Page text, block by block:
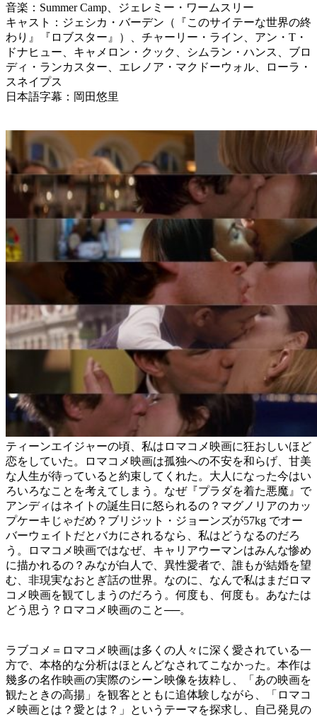
音楽：Summer Camp、ジェレミー・ワームスリー
キャスト：ジェシカ・バーデン（『このサイテーな世界の終
わり』『ロブスター』）、チャーリー・ライン、アン・T・
ドナヒュー、キャメロン・クック、シムラン・ハンス、ブロ
ディ・ランカスター、エレノア・マクドーウォル、ローラ・
スネイプス
日本語字幕：岡田悠里
ティーンエイジャーの頃、私はロマコメ映画に狂おしいほど
恋をしていた。ロマコメ映画は孤独への不安を和らげ、甘美
な人生が待っていると約束してくれた。大人になった今はい
ろいろなことを考えてしまう。なぜ『プラダを着た悪魔』で
アンディはネイトの誕生日に怒られるの？マグノリアのカッ
プケーキじゃだめ？ブリジット・ジョーンズが57kg でオー
バーウェイトだとバカにされるなら、私はどうなるのだろ
う。ロマコメ映画ではなぜ、キャリアウーマンはみんな惨め
に描かれるの？みなが白人で、異性愛者で、誰もが結婚を望
む、非現実なおとぎ話の世界。なのに、なんで私はまだロマ
コメ映画を観てしまうのだろう。何度も、何度も。あなたは
どう思う？ロマコメ映画のこと──。
ラブコメ＝ロマコメ映画は多くの人々に深く愛されている一
方で、本格的な分析はほとんどなされてこなかった。本作は
幾多の名作映画の実際のシーン映像を抜粋し、「あの映画を
観たときの高揚」を観客とともに追体験しながら、「ロマコ
メ映画とは？愛とは？」というテーマを探求し、自己発見の